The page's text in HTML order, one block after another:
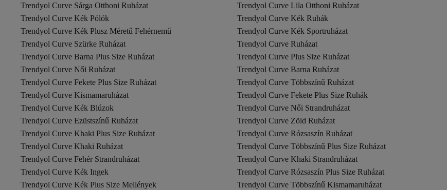
Trendyol Curve Sárga Otthoni Ruházat Trendyol Curve Lila Otthoni Ruházat
Trendyol Curve Kék Pólók
Trendyol Curve Kék Ruhák
Trendyol Curve Kék Plusz Méretű Fehérnemű
Trendyol Curve Kék Sportruházat
Trendyol Curve Szürke Ruházat
Trendyol Curve Ruházat
Trendyol Curve Barna Plus Size Ruházat
Trendyol Curve Plus Size Ruházat
Trendyol Curve Női Ruházat
Trendyol Curve Barna Ruházat
Trendyol Curve Fekete Plus Size Ruházat
Trendyol Curve Többszínű Ruházat
Trendyol Curve Kismamaruházat
Trendyol Curve Fekete Plus Size Ruhák
Trendyol Curve Kék Blúzok
Trendyol Curve Női Strandruházat
Trendyol Curve Ezüstszínű Ruházat
Trendyol Curve Zöld Ruházat
Trendyol Curve Khaki Plus Size Ruházat
Trendyol Curve Rózsaszín Ruházat
Trendyol Curve Khaki Ruházat
Trendyol Curve Többszínű Plus Size Ruházat
Trendyol Curve Fehér Strandruházat
Trendyol Curve Khaki Strandruházat
Trendyol Curve Kék Ingek
Trendyol Curve Rózsaszín Plus Size Ruházat
Trendyol Curve Kék Plus Size Mellények
Trendyol Curve Többszínű Kismamaruházat